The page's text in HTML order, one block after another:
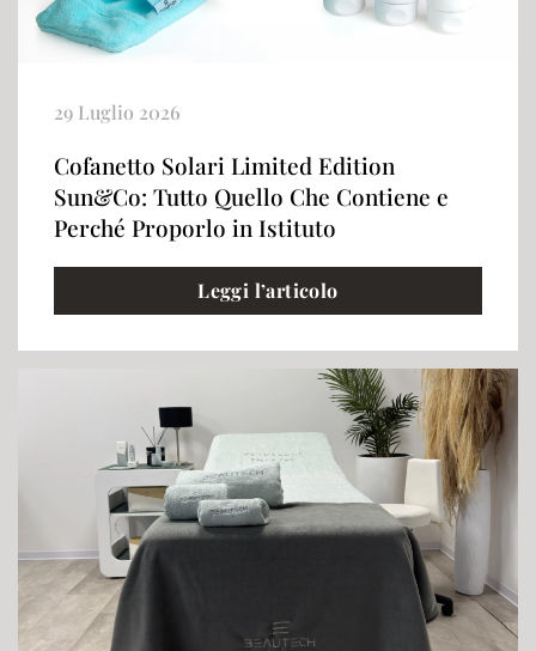
29 Luglio 2026
Cofanetto Solari Limited Edition
Sun&Co: Tutto Quello Che Contiene e
Perché Proporlo in Istituto
Leggi l’articolo